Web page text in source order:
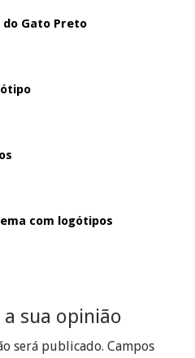
do Gato Preto
com logótipos
sua opinião
será publicado. Campos